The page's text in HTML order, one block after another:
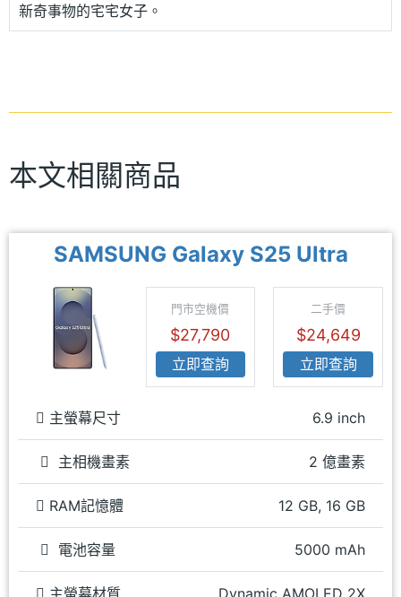
新奇事物的宅宅女子。
本文相關商品
SAMSUNG Galaxy S25 Ultra
門市空機價
$27,790
立即查詢
二手價
$24,649
立即查詢
主螢幕尺寸 6.9 inch
主相機畫素 2 億畫素
RAM記憶體 12 GB, 16 GB
電池容量 5000 mAh